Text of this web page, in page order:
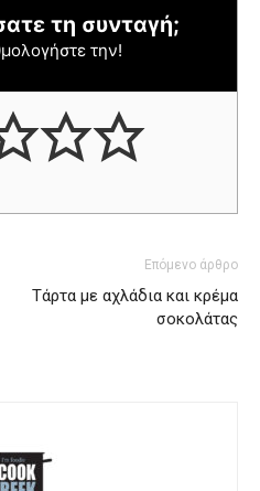
τη συνταγή;
την!
Επόμενο άρθρο
Τάρτα με αχλάδια και κρέμα
σοκολάτας